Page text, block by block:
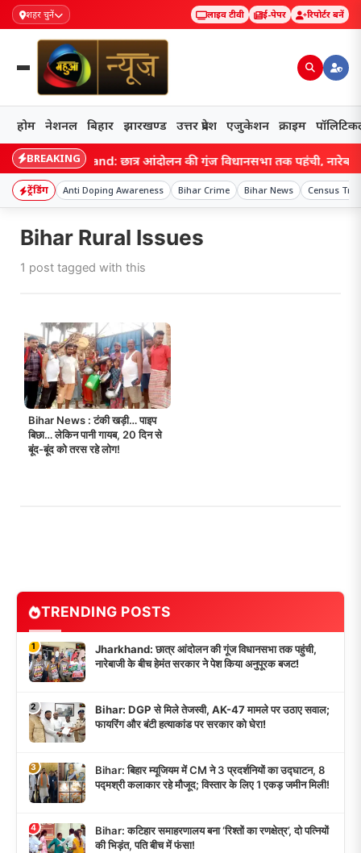
शहर चुनें लाइव टीवी ई-पेपर रिपोर्टर बनें
होम नेशनल बिहार झारखण्ड उत्तर प्रदेश एजुकेशन क्राइम
BREAKING
Jharkhand: छात्र आंदोलन की गूंज विधानसभा तक पहुंची,
ट्रेंडिंग Anti Doping Awareness Bihar Crime Bihar News Census
Bihar Rural Issues
1 post tagged with this
Bihar News : टंकी खड़ी… पाइप
बिछा… लेकिन पानी गायब, 20 दिन से
बूंद-बूंद को तरस रहे लोग!
TRENDING POSTS
1
Jharkhand: छात्र आंदोलन की गूंज विधानसभा तक पहुंची,
नारेबाजी के बीच हेमंत सरकार ने पेश किया अनुपूरक बजट!
2
Bihar: DGP से मिले तेजस्वी, AK-47 मामले पर उठाए सवाल;
फायरिंग और बंटी हत्याकांड पर सरकार को घेरा!
3
Bihar: बिहार म्यूजियम में CM ने 3 प्रदर्शनियों का उद्घाटन, 8
पद्मश्री कलाकार रहे मौजूद; विस्तार के लिए 1 एकड़ जमीन मिली!
4
Bihar: कटिहार समाहरणालय बना ‘रिश्तों का रणक्षेत्र’, दो पत्नियों
की भिड़ंत, पति बीच में फंसा!